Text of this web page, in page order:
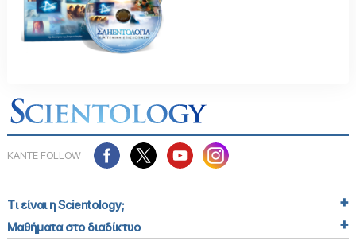
ΚΑΝΤΕ FOLLOW
Τι είναι η Scientology;
Μαθήματα στο διαδίκτυο